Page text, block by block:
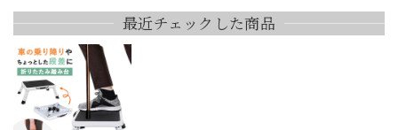
RUKEStep ステップ
台 天然木 転倒防止 段
差 ギフト プレゼント
安全 補助 敬老の日
RUKESUTA 補助具 踏
み台昇降 手すり付き
踏み台 介護用品 60 靴
収納
実用的 ながら運動 耐
荷重200kg 踏み台 フ
最近チェックした商品